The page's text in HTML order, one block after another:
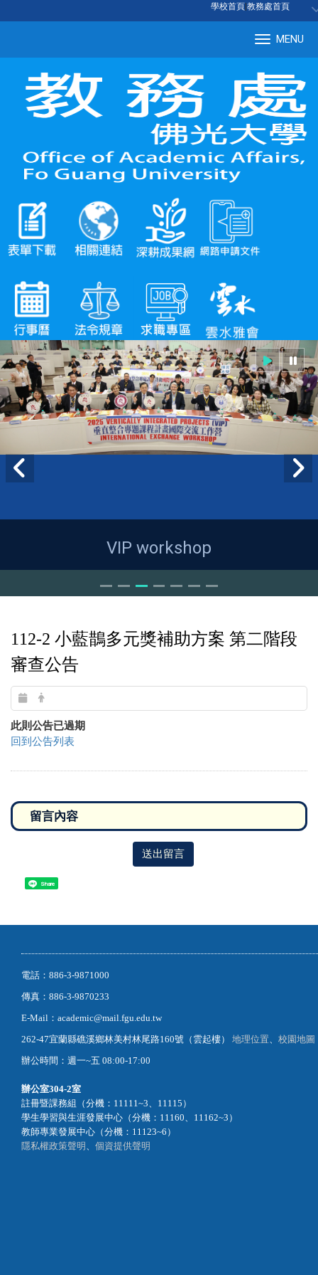
學校首頁 教務處首頁
MENU
VIP workshop
112-2 小藍鵲多元獎補助方案 第二階段
審查公告
此則公告已過期
回到公告列表
送出留言
Share
電話：886-3-9871000
傳真：886-3-9870233
E-Mail：academic@mail.fgu.edu.tw
262-47宜蘭縣礁溪鄉林美村林尾路160號（雲起樓） 地理位置
校園地圖
辦公時間：週一~五 08:00-17:00
辦公室304-2室
註冊暨課務組（分機：11111~3、11115）
學生學習與生涯發展中心（分機：11160、11162~3）
教師專業發展中心（分機：11123~6）
隱私權政策聲明
個資提供聲明